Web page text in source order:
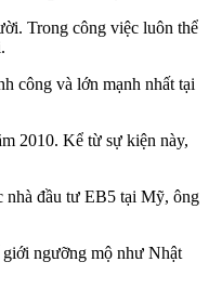
Trong công việc luôn thể
công và lớn mạnh nhất tại
2010. Kể từ sự kiện này,
nhà đầu tư EB5 tại Mỹ, ông
ngưỡng mộ như Nhật